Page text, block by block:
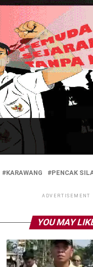
KARAWANG PENCAK
ADVERTISEMENT
YOU MAY